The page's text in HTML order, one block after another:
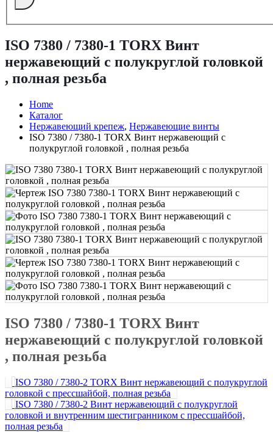
ISO 7380 / 7380-1 TORX Винт
нержавеющий с полукруглой головкой
, полная резьба
Home
Каталог
Нержавеющий крепеж, Нержавеющие винты
ISO 7380 / 7380-1 TORX Винт нержавеющий с
полукруглой головкой , полная резьба
ISO 7380 / 7380-1 TORX Винт
нержавеющий с полукруглой головкой
, полная резьба
ISO 7380 / 7380-2 TORX Винт нержавеющий с полукруглой
головкой c прессшайбой, полная резьба
ISO 7380 / 7380-2 Винт нержавеющий с полукруглой
головкой и внутренним шестигранником c прессшайбой,
полная резьба